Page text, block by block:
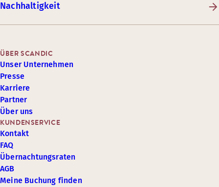
Nachhaltigkeit
KUNDENSERVICE
Kontakt
FAQ
Übernachtungsraten
AGB
Meine Buchung finden
ÜBER SCANDIC
Unser Unternehmen
Presse
Karriere
Partner
Über uns